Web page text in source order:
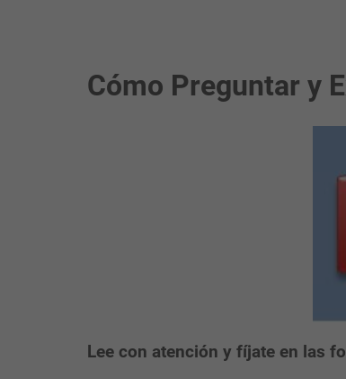
Cómo Preguntar y
Lee con atención y fíjate en las